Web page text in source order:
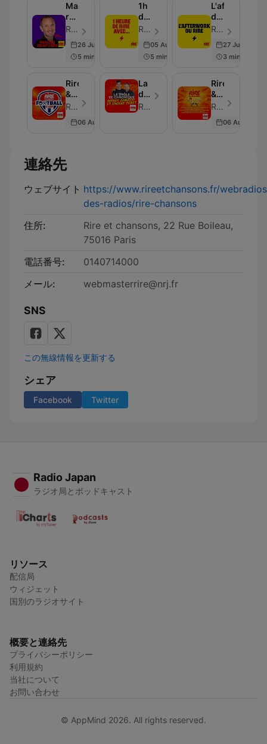
Marceau
refait
l'info
Rire et Chansons France - エピソード 400
26 Jun 2026
5 min
1h
de
rire
avec
Rire et Chansons France - エピソード 399
05 Aug 2025
5 min
L'afterwork
du
rireRire et Chansons France - エピソード 400
27 Jun 2026
3 min
Rire
&
Chansons
Club
Rire et Chansons France - エピソード 42
06 Aug 2025
La
drôle
de
chronique
Rire et Chansons France
Rire
&
Chansons
Club
Rire et Chansons France - エピソード 6
06 Aug 2025
連絡先
ウェブサイト https://www.rireetchansons.fr/
des-radios/rire-chansons
住所:
Rire et chansons, 22 Rue Boileau,
75016 Paris
電話番号:
0140714000
メール:
webmasterrire@nrj.fr
SNS
この無線情報を更新する
シェア
Facebook Twitter
Radio Japan
ラジオ局とポッドキャスト
リソース
配信局
ウィジェット
国別のラジオサイト
概要と連絡先
プライバシーポリシー
利用規約
当社について
お問い合わせ
© AppMind 2026. All rights reserved.